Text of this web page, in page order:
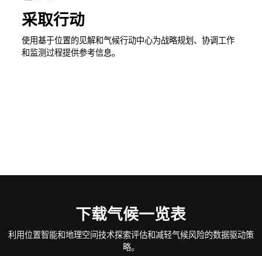
采取行动
使用基于位置的见解和气候行动中心为战略规划、协调工作
和监测过程提供参考信息。
下载气候一览表
利用位置智能和地理空间技术探索评估和减轻气候风险的数据驱动策
略。